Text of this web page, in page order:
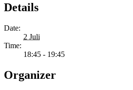
Details
Date:
2 Juli
Time:
18:45 - 19:45
Organizer